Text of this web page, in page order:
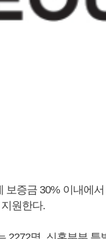
증금 30% 이내에
원한다.